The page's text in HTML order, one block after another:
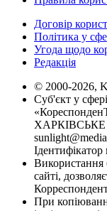
Договір
Політика у
Угода щодо
Редакція
© 2000-2026,
Суб'єкт у
ХАРКІВСЬКЕ
Використання
сайті,
При